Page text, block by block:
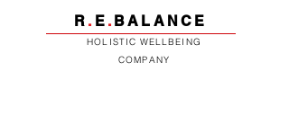
R . E . BALANCE
HOLISTIC WELLBEING
COMPANY